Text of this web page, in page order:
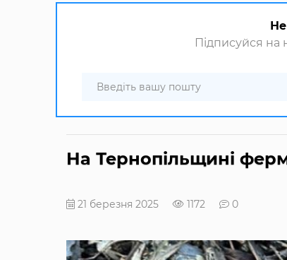
Підписуйся на
На Тернопільщині
21 березня 2025 1172 0